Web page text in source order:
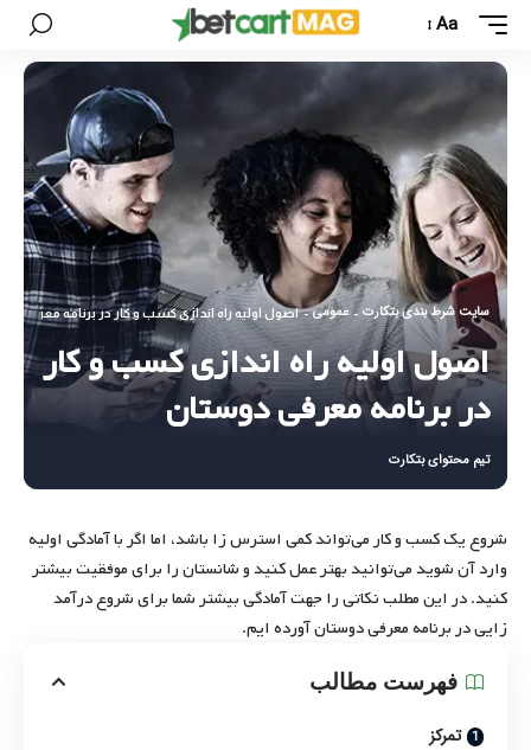
Aa
سایت شرط بندی بتکارت - عمومی - اصول اولیه راه اندازی کسب و کار در برنامه معرفی
اصول اولیه راه اندازی کسب و کار
در برنامه معرفی دوستان
تیم محتوای بتکارت
شروع یک کسب و کار می‌تواند کمی استرس‌ زا باشد، اما اگر با آمادگی اولیه
وارد آن شوید می‌توانید بهتر عمل کنید و شانستان را برای موفقیت بیشتر
کنید. در این مطلب نکاتی را جهت آمادگی بیشتر شما برای شروع درآمد
زایی در برنامه معرفی دوستان آورده ایم.
فهرست مطالب
تمرکز